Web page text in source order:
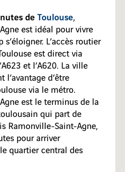
deToulouse,
est idéal pour vivre
L’accès routier
est direct via
et l’A620. La ville
l’avantage d’être
via le métro.
est le terminus de la
qui part de
Ramonville-Saint-Agne,
pour arriver
quartier central des